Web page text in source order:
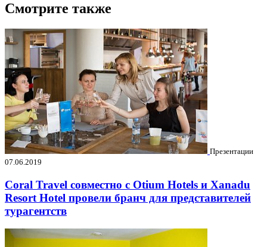
Смотрите также
Презентации
07.06.2019
Coral Travel совместно с Otium Hotels и Xanadu
Resort Hotel провели бранч для представителей
турагентств